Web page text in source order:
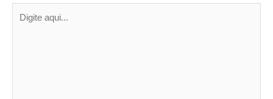
aqui...